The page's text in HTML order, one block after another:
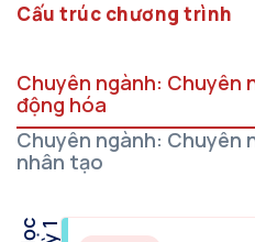
Cấu trúc chương trình
Chuyên ngành: Chuyên
động hóa
Chuyên ngành: Chuyên
nhân tạo